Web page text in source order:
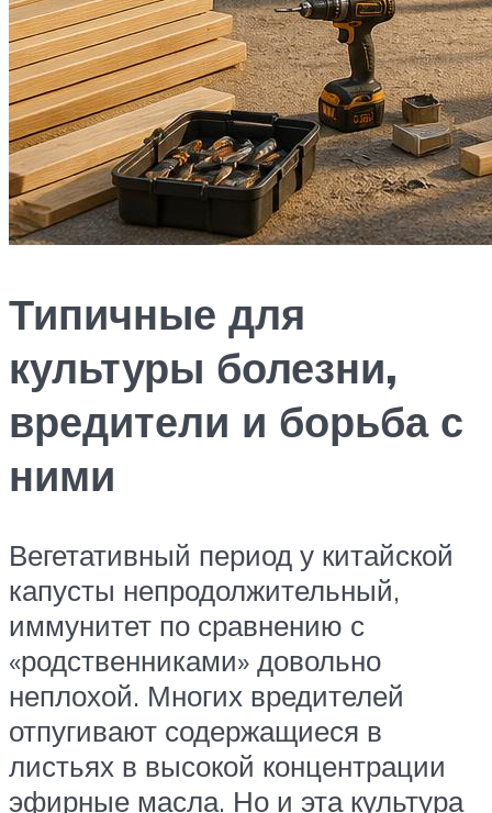
Типичные для
культуры болезни,
вредители и борьба с
ними
Вегетативный период у китайской
капусты непродолжительный,
иммунитет по сравнению с
«родственниками» довольно
неплохой. Многих вредителей
отпугивают содержащиеся в
листьях в высокой концентрации
эфирные масла. Но и эта культура